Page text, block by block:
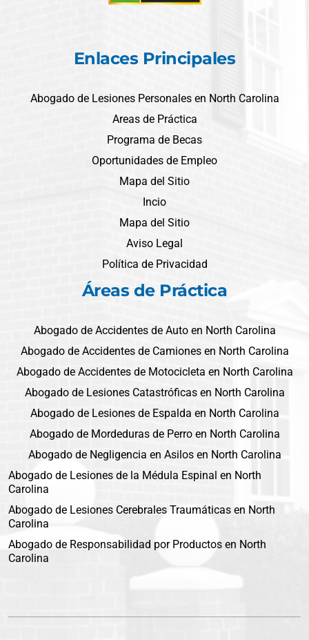
Enlaces Principales
Abogado de Lesiones Personales en North Carolina
Areas de Práctica
Programa de Becas
Oportunidades de Empleo
Mapa del Sitio
Incio
Mapa del Sitio
Aviso Legal
Política de Privacidad
Áreas de Práctica
Abogado de Accidentes de Auto en North Carolina
Abogado de Accidentes de Camiones en North Carolina
Abogado de Accidentes de Motocicleta en North Carolina
Abogado de Lesiones Catastróficas en North Carolina
Abogado de Lesiones de Espalda en North Carolina
Abogado de Mordeduras de Perro en North Carolina
Abogado de Negligencia en Asilos en North Carolina
Abogado de Lesiones de la Médula Espinal en North
Carolina
Abogado de Lesiones Cerebrales Traumáticas en North
Carolina
Abogado de Responsabilidad por Productos en North
Carolina